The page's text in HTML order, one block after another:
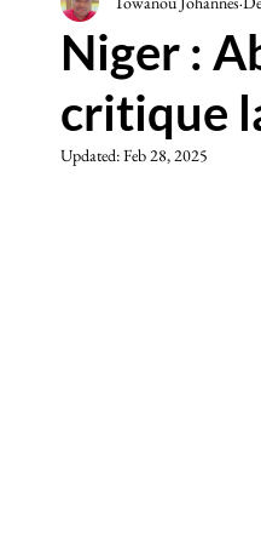
Sciences et technologies
Niger :
critique
Updated:Feb 28, 2025